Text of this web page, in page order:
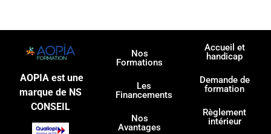
AOPIA est une
marque de NS
CONSEIL
Nos
Formations
Les
Financements
Nos
Avantages
Accueil et
handicap
Demande de
formation
Règlement
intérieur